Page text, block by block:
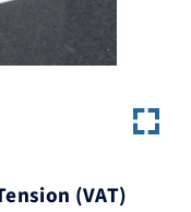
(VAT)